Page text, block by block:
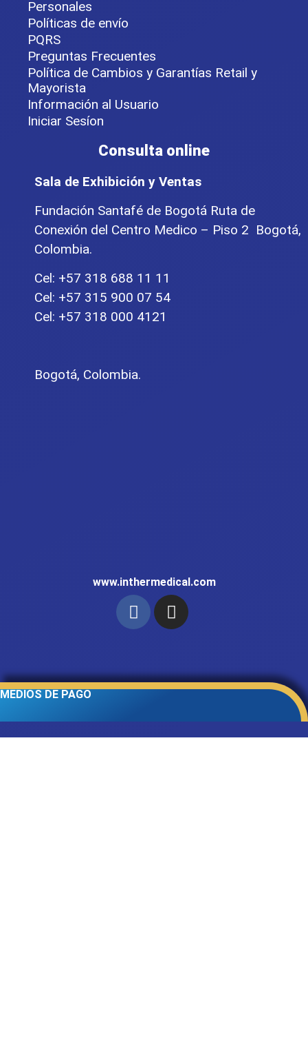
Personales
Políticas de envío
PQRS
Preguntas Frecuentes
Política de Cambios y Garantías Retail y
Mayorista
Información al Usuario
Iniciar Sesíon
Consulta online
Sala de Exhibición y Ventas
Fundación Santafé de Bogotá Ruta de
Conexión del Centro Medico – Piso 2 Bogotá,
Colombia.
Cel: +57 318 688 11 11
Cel: +57 315 900 07 54
Cel: +57 318 000 4121
Bogotá, Colombia.
MEDIOS DE PAGO
www.inthermedical.com